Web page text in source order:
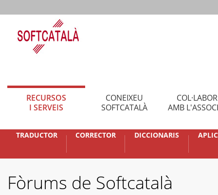
RECURSOS
I SERVEIS
CONEIXEU
SOFTCATALÀ
AMB
TRADUCTOR CORRECTOR DICCIONARIS
Fòrums de Softcatalà